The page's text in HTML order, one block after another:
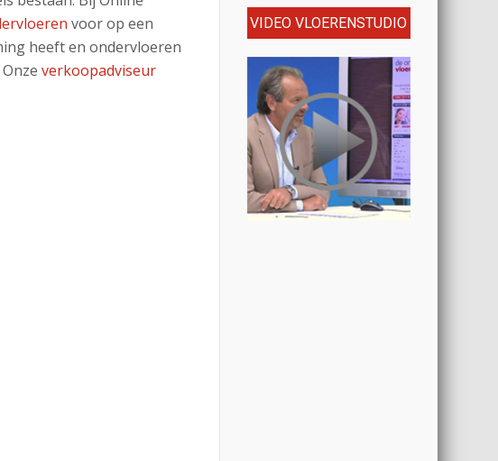
voor op een
heeft en ondervloeren
Onzeverkoopadviseur
VIDEO VLOERENSTUDIO